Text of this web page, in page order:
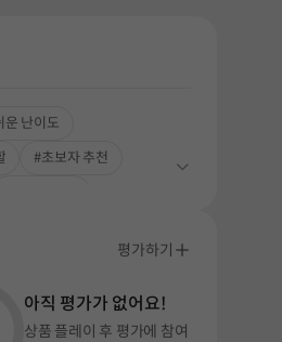
운 난이도
#초보자 추천
평가하기
아직 평가가 없어요!
상품 플레이 후 평가에 참여